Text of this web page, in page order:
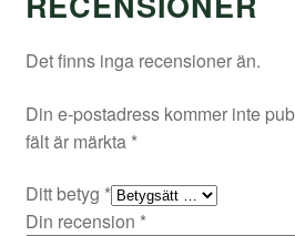
Det finns inga recensioner än.
Din e-postadress kommer inte
fält är märkta *
Ditt betyg *
Din recension *